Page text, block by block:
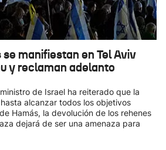
manifiestan en Tel Aviv
y reclaman adelanto
de Israel ha reiterado que la
alcanzar todos los objetivos
Hamás, la devolución de los rehenes
dejará de ser una amenaza para